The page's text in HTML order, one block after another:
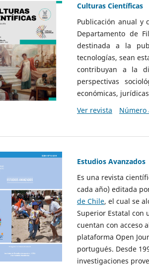
Culturas Científicas
Publicación anual y
Departamento de
destinada a la
tecnologías, sean
contribuyan a la
perspectivas
económicas,
Ver revista
Número
Estudios Avanzados
Es una revista
cada año) editada
de Chile, el cual se
Superior Estatal con
cuentan con acceso
plataforma Open
portugués. Desde
investigaciones